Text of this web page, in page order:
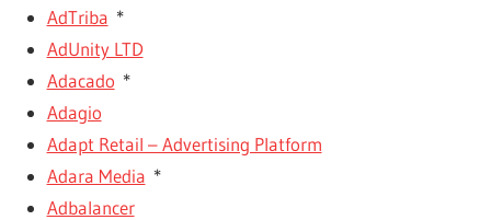
AdTriba *
AdUnity LTD
Adacado *
Adagio
Adapt Retail – Advertising Platform
Adara Media *
Adbalancer